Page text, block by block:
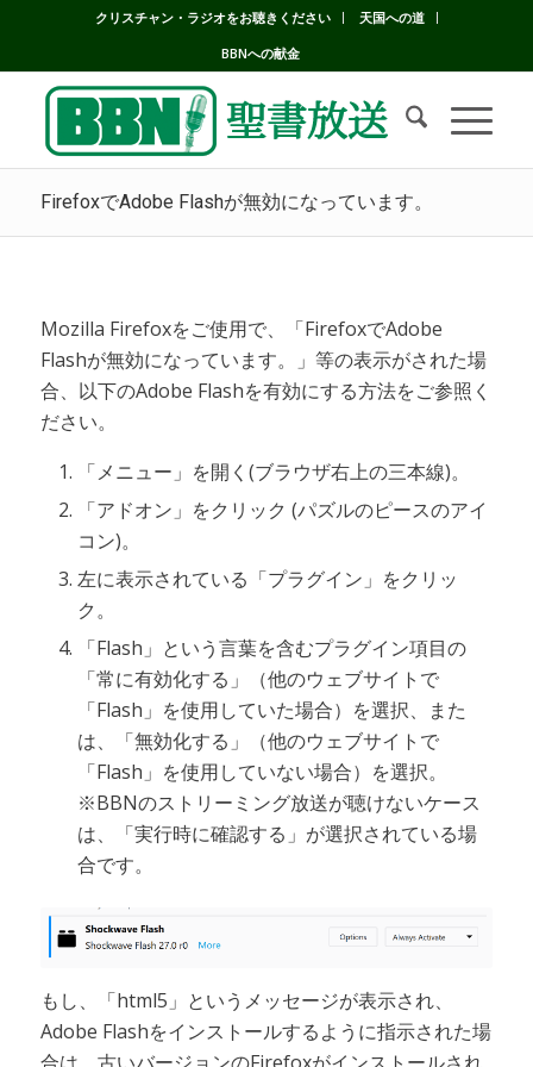
クリスチャン・ラジオをお聴きください
天国への道
BBNへの献金
FirefoxでAdobe Flashが無効になっています。
Mozilla Firefoxをご使用で、「FirefoxでAdobe
Flashが無効になっています。」等の表示がされた場
合、以下のAdobe Flashを有効にする方法をご参照く
ださい。
「メニュー」を開く(ブラウザ右上の三本線)。
「アドオン」をクリック (パズルのピースのアイ
コン)。
左に表示されている「プラグイン」をクリッ
ク。
「Flash」という言葉を含むプラグイン項目の
「常に有効化する」（他のウェブサイトで
「Flash」を使用していた場合）を選択、また
は、「無効化する」（他のウェブサイトで
「Flash」を使用していない場合）を選択。
※BBNのストリーミング放送が聴けないケース
は、「実行時に確認する」が選択されている場
合です。
もし、「html5」というメッセージが表示され、
Adobe Flashをインストールするように指示された場
合は、古いバージョンのFirefoxがインストールされ